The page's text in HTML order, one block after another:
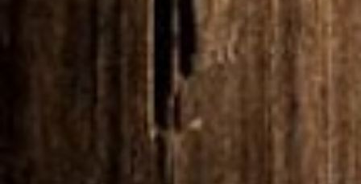
A Serenada
Enoturismo
8.9